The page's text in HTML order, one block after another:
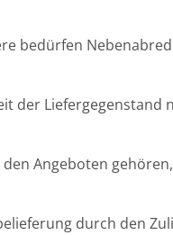
bedürfen
der
Angeboten
durch den